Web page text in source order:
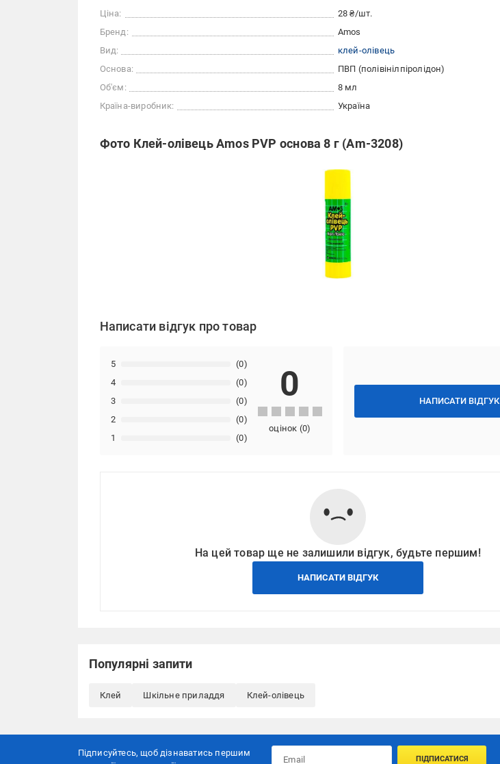
Ціна:
28 ₴/шт.
Бренд:
Amos
Вид:
клей-олівець
Основа:
ПВП (полівінілпіролідон)
Об'єм:
8 мл
Країна-виробник:
Україна
Фото Клей-олівець Amos PVP основа 8 г (Am-3208)
Написати відгук про товар
НАПИСАТИ ВІДГУК
1 (0)
2 (0)
3 (0)
4 (0)
5 (0)
0
оцінок (0)
На цей товар ще не залишили відгук, будьте першим!
НАПИСАТИ ВІДГУК
Популярні запити
Клей Шкільне приладдя Клей-олівець
Підписуйтесь, щоб дізнаватись першим
ПІДПИСАТИСЯ